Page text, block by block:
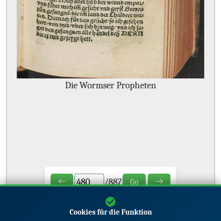
Die Wormser Propheten
/887 Go
Cookies für die Funktion